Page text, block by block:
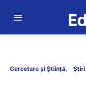
Cercetare și Știință Știri